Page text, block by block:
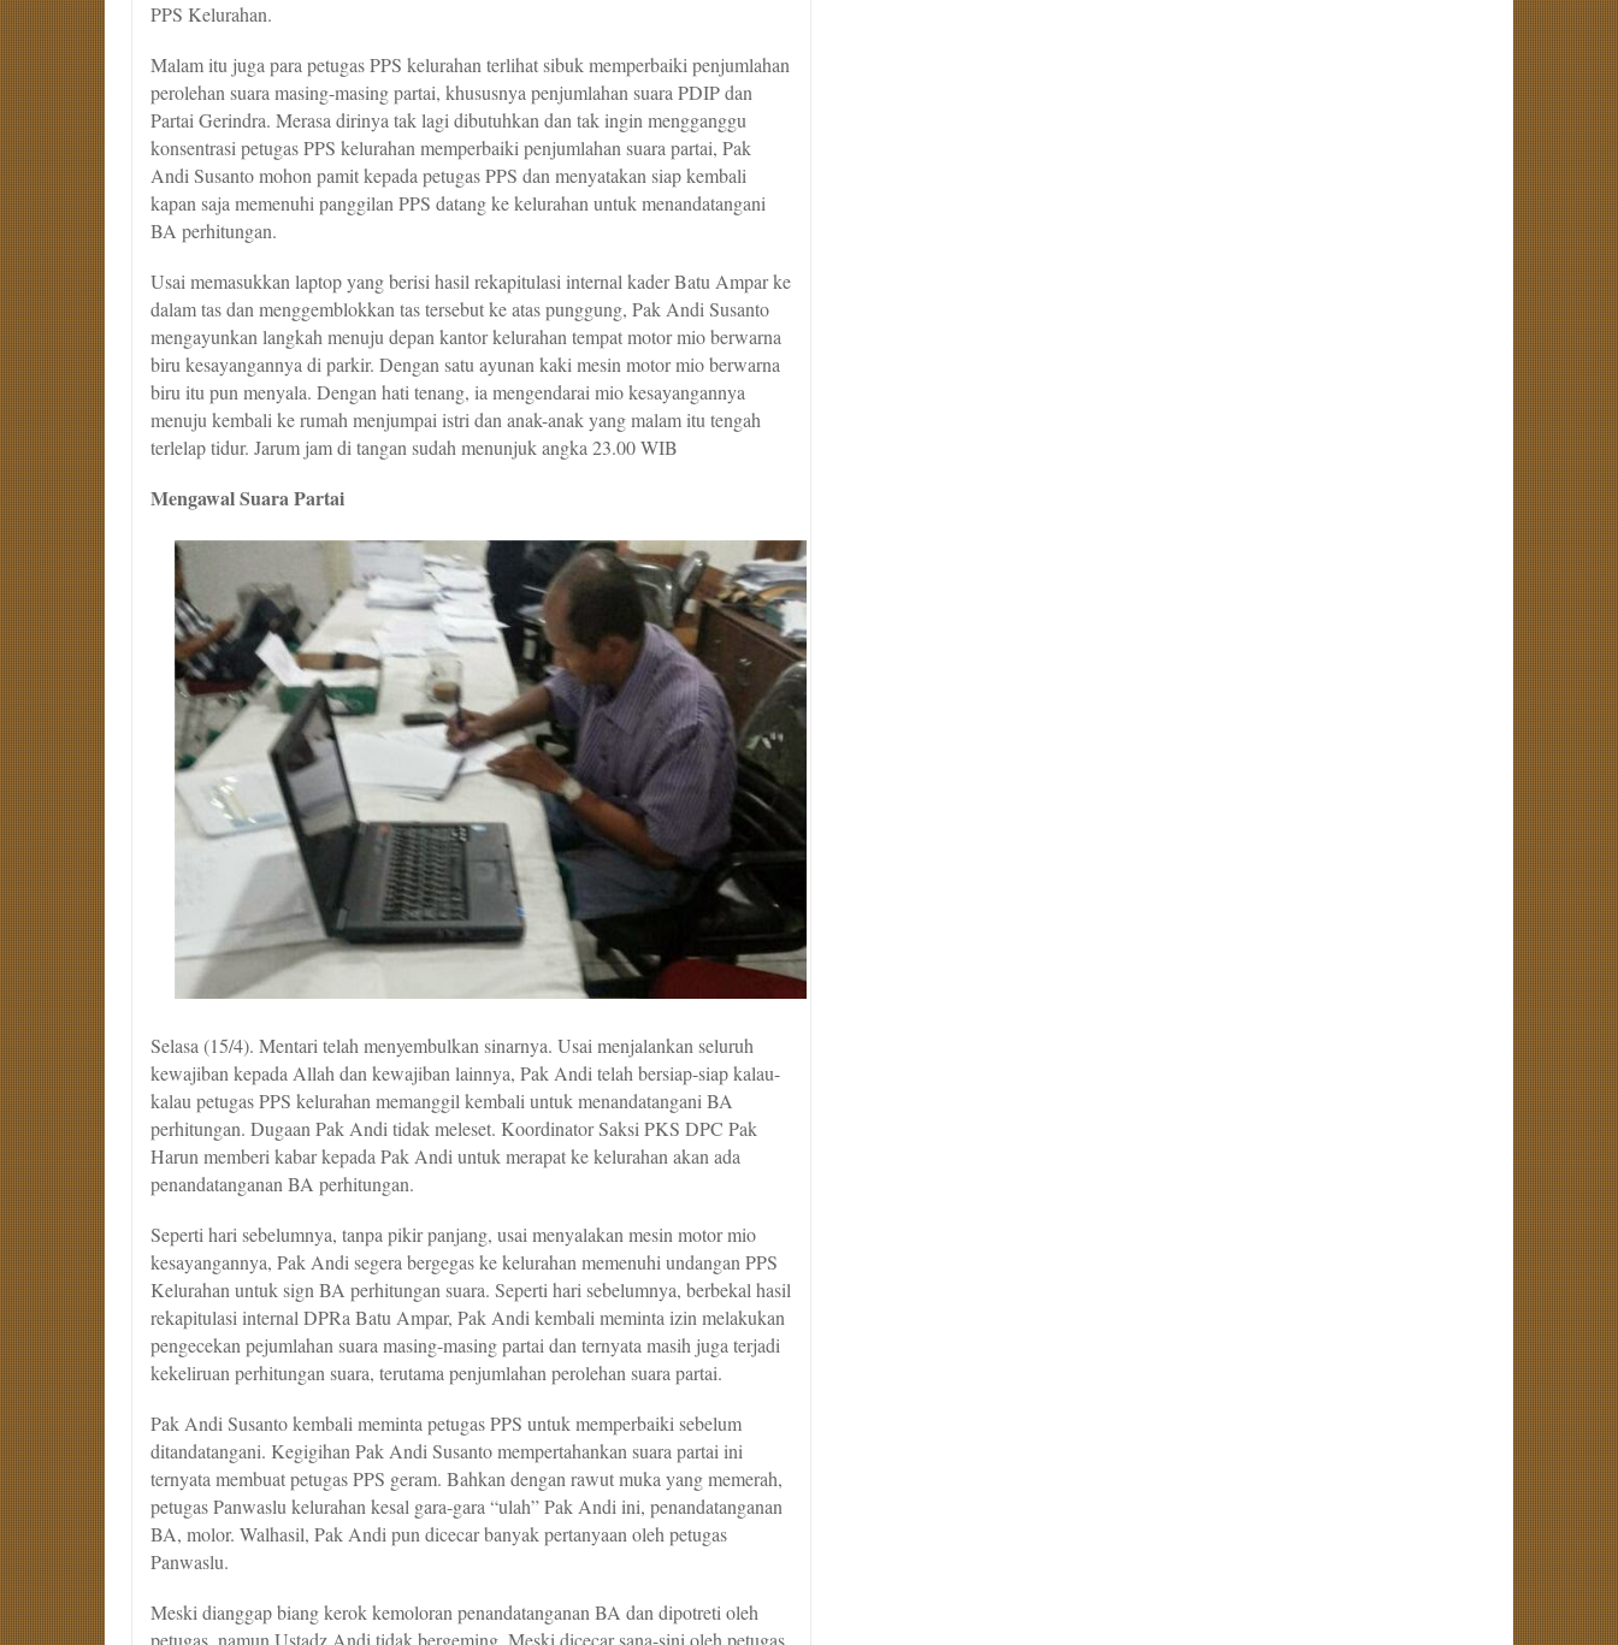
PPS Kelurahan.
Malam itu juga para petugas PPS kelurahan terlihat sibuk memperbaiki penjumlahan
perolehan suara masing-masing partai, khususnya penjumlahan suara PDIP dan
Partai Gerindra. Merasa dirinya tak lagi dibutuhkan dan tak ingin mengganggu
konsentrasi petugas PPS kelurahan memperbaiki penjumlahan suara partai, Pak
Andi Susanto mohon pamit kepada petugas PPS dan menyatakan siap kembali
kapan saja memenuhi panggilan PPS datang ke kelurahan untuk menandatangani
BA perhitungan.
Usai memasukkan laptop yang berisi hasil rekapitulasi internal kader Batu Ampar ke
dalam tas dan menggemblokkan tas tersebut ke atas punggung, Pak Andi Susanto
mengayunkan langkah menuju depan kantor kelurahan tempat motor mio berwarna
biru kesayangannya di parkir. Dengan satu ayunan kaki mesin motor mio berwarna
biru itu pun menyala. Dengan hati tenang, ia mengendarai mio kesayangannya
menuju kembali ke rumah menjumpai istri dan anak-anak yang malam itu tengah
terlelap tidur. Jarum jam di tangan sudah menunjuk angka 23.00 WIB
Mengawal Suara Partai
Selasa (15/4). Mentari telah menyembulkan sinarnya. Usai menjalankan seluruh
kewajiban kepada Allah dan kewajiban lainnya, Pak Andi telah bersiap-siap kalau-
kalau petugas PPS kelurahan memanggil kembali untuk menandatangani BA
perhitungan. Dugaan Pak Andi tidak meleset. Koordinator Saksi PKS DPC Pak
Harun memberi kabar kepada Pak Andi untuk merapat ke kelurahan akan ada
penandatanganan BA perhitungan.
Seperti hari sebelumnya, tanpa pikir panjang, usai menyalakan mesin motor mio
kesayangannya, Pak Andi segera bergegas ke kelurahan memenuhi undangan PPS
Kelurahan untuk sign BA perhitungan suara. Seperti hari sebelumnya, berbekal hasil
rekapitulasi internal DPRa Batu Ampar, Pak Andi kembali meminta izin melakukan
pengecekan pejumlahan suara masing-masing partai dan ternyata masih juga terjadi
kekeliruan perhitungan suara, terutama penjumlahan perolehan suara partai.
Pak Andi Susanto kembali meminta petugas PPS untuk memperbaiki sebelum
ditandatangani. Kegigihan Pak Andi Susanto mempertahankan suara partai ini
ternyata membuat petugas PPS geram. Bahkan dengan rawut muka yang memerah,
petugas Panwaslu kelurahan kesal gara-gara “ulah” Pak Andi ini, penandatanganan
BA, molor. Walhasil, Pak Andi pun dicecar banyak pertanyaan oleh petugas
Panwaslu.
Meski dianggap biang kerok kemoloran penandatanganan BA dan dipotreti oleh
petugas, namun Ustadz Andi tidak bergeming. Meski dicecar sana-sini oleh petugas